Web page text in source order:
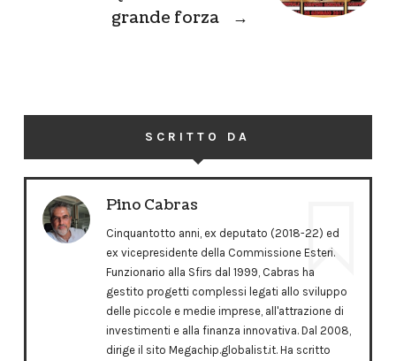
grande forza
→
SCRITTO DA
Pino Cabras
Cinquantotto anni, ex deputato (2018-22) ed
ex vicepresidente della Commissione Esteri.
Funzionario alla Sfirs dal 1999, Cabras ha
gestito progetti complessi legati allo sviluppo
delle piccole e medie imprese, all'attrazione di
investimenti e alla finanza innovativa. Dal 2008,
dirige il sito Megachip.globalist.it. Ha scritto